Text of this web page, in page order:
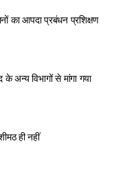
का आपदा प्रबंधन प्रशिक्षण
विभागों से मांगा गया
ही नहीं